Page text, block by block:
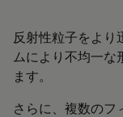
反射性粒子をより
ムにより不均一な
ます。
さらに、複数のフ